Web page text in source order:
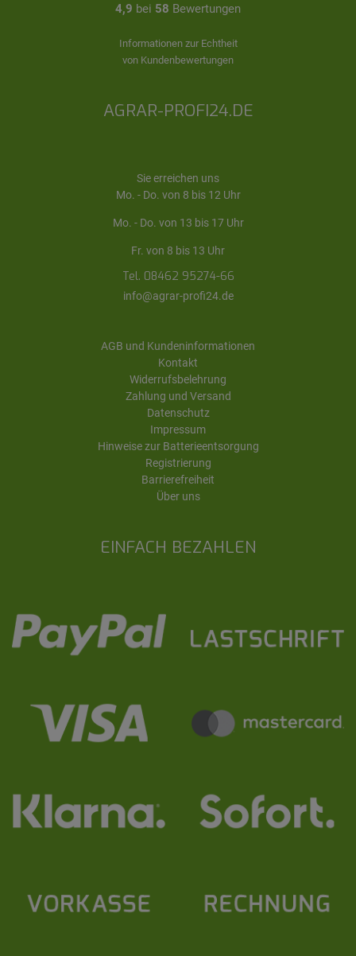
EINFACH BEZAHLEN
4,9 bei 58 Bewertungen
Informationen zur Echtheit
von Kundenbewertungen
AGRAR-PROFI24.DE
Sie erreichen uns
Mo. - Do. von 8 bis 12 Uhr
Mo. - Do. von 13 bis 17 Uhr
Fr. von 8 bis 13 Uhr
Tel. 08462 95274-66
info@agrar-profi24.de
AGB und Kundeninformationen
Kontakt
Widerrufsbelehrung
Zahlung und Versand
Datenschutz
Impressum
Hinweise zur Batterieentsorgung
Registrierung
Barrierefreiheit
Über uns